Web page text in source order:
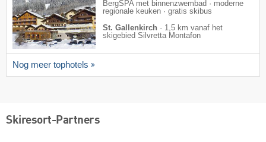
BergSPA met binnenzwembad · moderne
regionale keuken · gratis skibus
St. Gallenkirch · 1,5 km vanaf het
skigebied Silvretta Montafon
Nog meer tophotels
Skiresort-Partners